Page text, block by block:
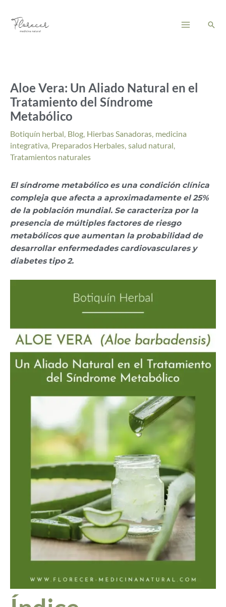
contenido
Menu
Aloe Vera: Un Aliado Natural en el
Tratamiento del Síndrome
Metabólico
Botiquín herbal, Blog, Hierbas Sanadoras, medicina
integrativa, Preparados Herbales, salud natural,
Tratamientos naturales
El síndrome metabólico es una condición clínica
compleja que afecta a aproximadamente el 25%
de la población mundial. Se caracteriza por la
presencia de múltiples factores de riesgo
metabólicos que aumentan la probabilidad de
desarrollar enfermedades cardiovasculares y
diabetes tipo 2.